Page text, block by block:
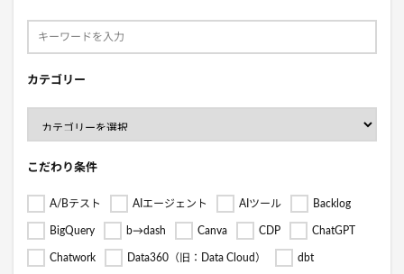
カテゴリー
こだわり条件
A/Bテスト AIエージェント AIツール Backlog
BigQuery b→dash Canva CDP ChatGPT
Chatwork Data360（旧：Data Cloud） dbt